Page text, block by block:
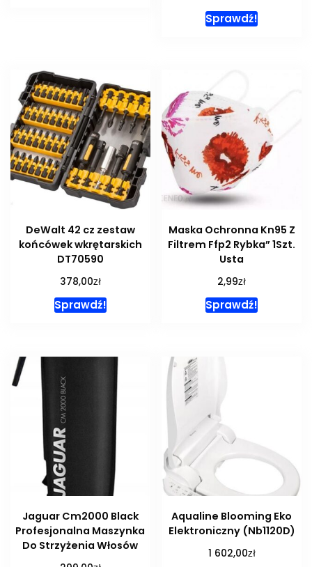
Sprawdź!
DeWalt 42 cz zestaw
końcówek wkrętarskich
DT70590
378,00zł
Sprawdź!
Maska Ochronna Kn95 Z
Filtrem Ffp2 Rybka” 1Szt.
Usta
2,99zł
Sprawdź!
Jaguar Cm2000 Black
Profesjonalna Maszynka
Do Strzyżenia Włosów
Aqualine Blooming Eko
Elektroniczny (Nb1120D)
1 602,00zł